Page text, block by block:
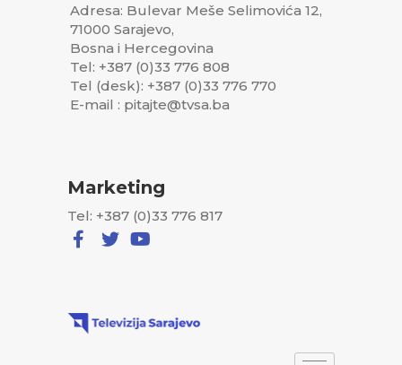
Adresa: Bulevar Meše Selimovića 12,
71000 Sarajevo,
Bosna i Hercegovina
Tel: +387 (0)33 776 808
Tel (desk): +387 (0)33 776 770
E-mail : pitajte@tvsa.ba
Marketing
Tel: +387 (0)33 776 817